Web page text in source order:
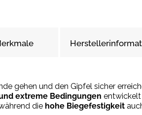
gehen und den Gipfel sicher
extreme Bedingungen
die hohe Biegefestigkeit